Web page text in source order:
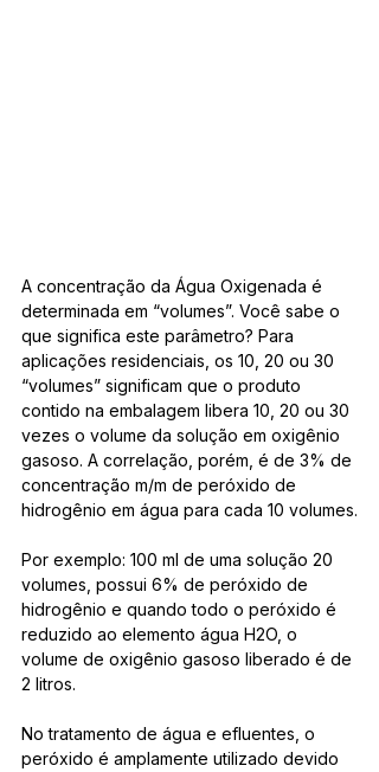
A concentração da Água Oxigenada é
determinada em “volumes”. Você sabe o
que significa este parâmetro? Para
aplicações residenciais, os 10, 20 ou 30
“volumes” significam que o produto
contido na embalagem libera 10, 20 ou 30
vezes o volume da solução em oxigênio
gasoso. A correlação, porém, é de 3% de
concentração m/m de peróxido de
hidrogênio em água para cada 10 volumes.
Por exemplo: 100 ml de uma solução 20
volumes, possui 6% de peróxido de
hidrogênio e quando todo o peróxido é
reduzido ao elemento água H2O, o
volume de oxigênio gasoso liberado é de
2 litros.
No tratamento de água e efluentes, o
peróxido é amplamente utilizado devido